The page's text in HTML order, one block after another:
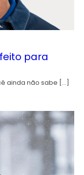
para
ainda não sabe […]